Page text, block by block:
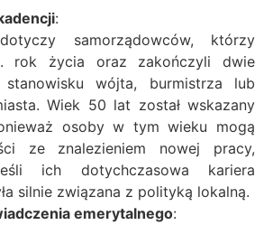
:
samorządowców, którzy
rok życia oraz zakończyli dwie
wójta, burmistrza lub
Wiek 50 lat został wskazany
osoby w tym wieku mogą
ze znalezieniem nowej pracy,
ich dotychczasowa kariera
silnie związana z polityką lokalną.
emerytalnego: